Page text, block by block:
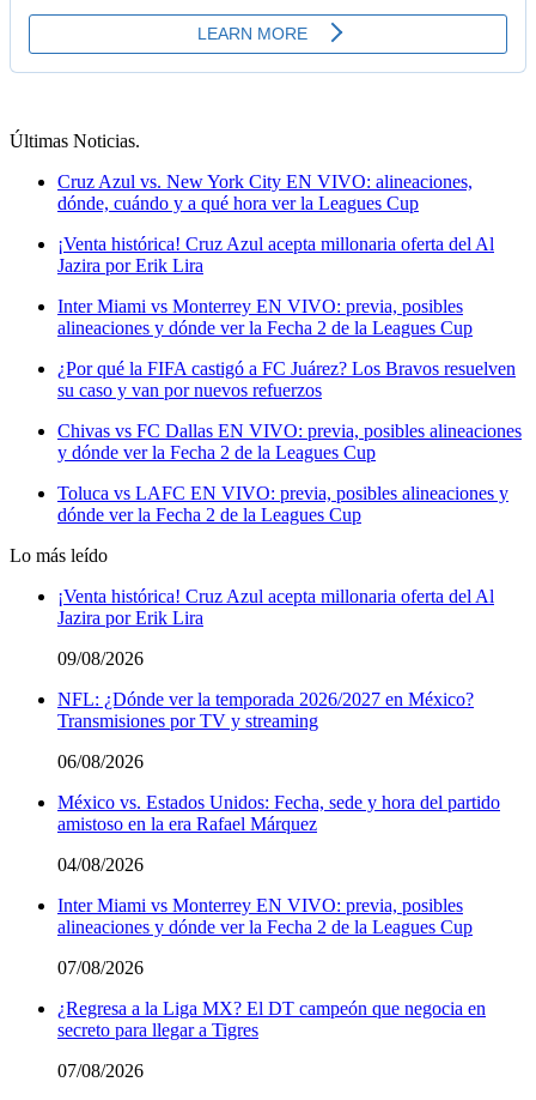
Últimas Noticias.
Cruz Azul vs. New York City EN VIVO: alineaciones,
dónde, cuándo y a qué hora ver la Leagues Cup
¡Venta histórica! Cruz Azul acepta millonaria oferta del Al
Jazira por Erik Lira
Inter Miami vs Monterrey EN VIVO: previa, posibles
alineaciones y dónde ver la Fecha 2 de la Leagues Cup
¿Por qué la FIFA castigó a FC Juárez? Los Bravos resuelven
su caso y van por nuevos refuerzos
Chivas vs FC Dallas EN VIVO: previa, posibles alineaciones
y dónde ver la Fecha 2 de la Leagues Cup
Toluca vs LAFC EN VIVO: previa, posibles alineaciones y
dónde ver la Fecha 2 de la Leagues Cup
Lo más leído
¡Venta histórica! Cruz Azul acepta millonaria oferta del Al
Jazira por Erik Lira
09/08/2026
NFL: ¿Dónde ver la temporada 2026/2027 en México?
Transmisiones por TV y streaming
06/08/2026
México vs. Estados Unidos: Fecha, sede y hora del partido
amistoso en la era Rafael Márquez
04/08/2026
Inter Miami vs Monterrey EN VIVO: previa, posibles
alineaciones y dónde ver la Fecha 2 de la Leagues Cup
07/08/2026
¿Regresa a la Liga MX? El DT campeón que negocia en
secreto para llegar a Tigres
07/08/2026